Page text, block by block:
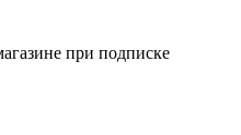
при подписке